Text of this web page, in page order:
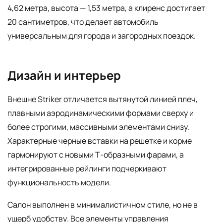
4,62 метра, высота — 1,53 метра, а клиренс достигает
20 сантиметров, что делает автомобиль
универсальным для города и загородных поездок.
Дизайн и интерьер
Внешне Striker отличается вытянутой линией плеч,
плавными аэродинамическими формами сверху и
более строгими, массивными элементами снизу.
Характерные черные вставки на решетке и корме
гармонируют с новыми Т-образными фарами, а
интегрированные рейлинги подчеркивают
функциональность модели.
Салон выполнен в минималистичном стиле, но не в
ущерб удобству. Все элементы управления